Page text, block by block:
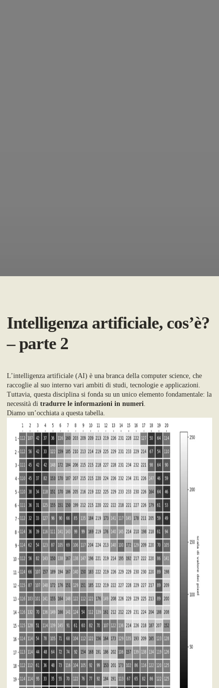
Intelligenza artificiale, cos’è?
– parte 2
L’intelligenza artificiale (AI) è una branca della computer science, che
raccoglie al suo interno vari ambiti di studi, tecnologie e applicazioni.
Tuttavia, questa disciplina si fonda su un unico elemento fondamentale: la
necessità di tradurre le informazioni in numeri.
Diamo un’occhiata a questa tabella.